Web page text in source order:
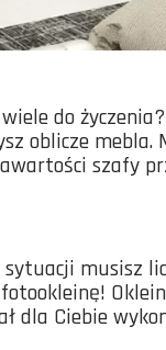
do
oblicze mebla.
szafy
musisz
dla Ciebie